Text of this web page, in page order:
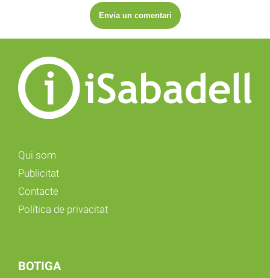
Qui som
Publicitat
Contacte
Política de privacitat
BOTIGA